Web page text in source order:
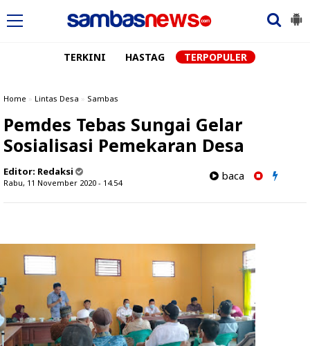
TERKINI HASTAG TERPOPULER
Home » Lintas Desa » Sambas
Pemdes Tebas Sungai Gelar
Sosialisasi Pemekaran Desa
Editor: Redaksi
Rabu, 11 November 2020 - 14.54
baca